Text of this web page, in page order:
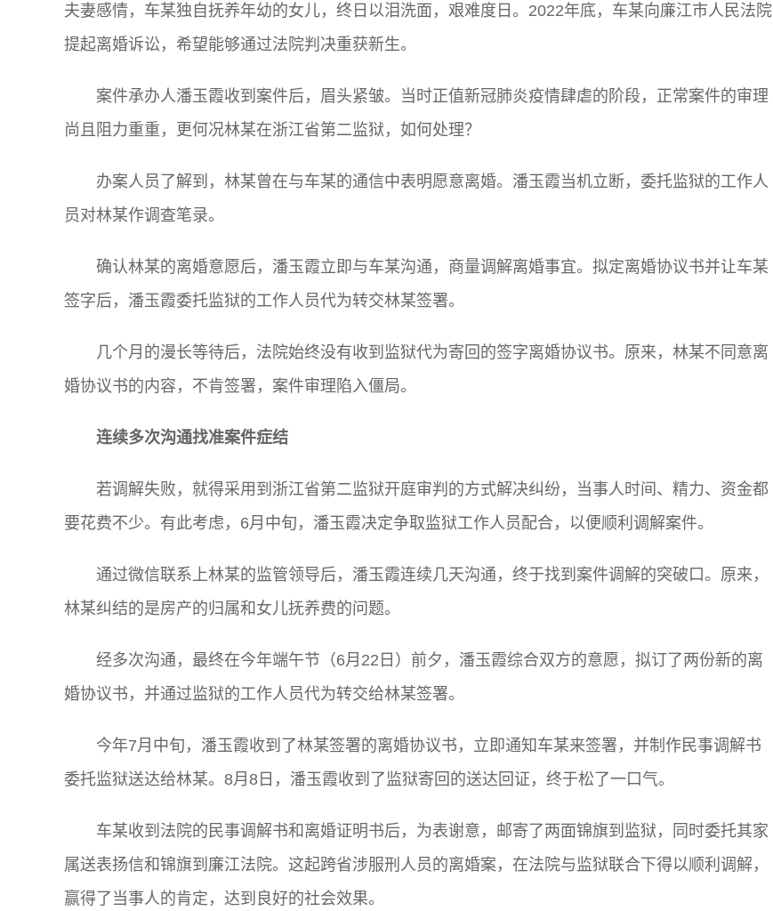
夫妻感情，车某独自抚养年幼的女儿，终日以泪洗面，艰难度日。2022年底，车某向廉江市人民法院
提起离婚诉讼，希望能够通过法院判决重获新生。
案件承办人潘玉霞收到案件后，眉头紧皱。当时正值新冠肺炎疫情肆虐的阶段，正常案件的审理
尚且阻力重重，更何况林某在浙江省第二监狱，如何处理？
办案人员了解到，林某曾在与车某的通信中表明愿意离婚。潘玉霞当机立断，委托监狱的工作人
员对林某作调查笔录。
确认林某的离婚意愿后，潘玉霞立即与车某沟通，商量调解离婚事宜。拟定离婚协议书并让车某
签字后，潘玉霞委托监狱的工作人员代为转交林某签署。
几个月的漫长等待后，法院始终没有收到监狱代为寄回的签字离婚协议书。原来，林某不同意离
婚协议书的内容，不肯签署，案件审理陷入僵局。
连续多次沟通找准案件症结
若调解失败，就得采用到浙江省第二监狱开庭审判的方式解决纠纷，当事人时间、精力、资金都
要花费不少。有此考虑，6月中旬，潘玉霞决定争取监狱工作人员配合，以便顺利调解案件。
通过微信联系上林某的监管领导后，潘玉霞连续几天沟通，终于找到案件调解的突破口。原来，
林某纠结的是房产的归属和女儿抚养费的问题。
经多次沟通，最终在今年端午节（6月22日）前夕，潘玉霞综合双方的意愿，拟订了两份新的离
婚协议书，并通过监狱的工作人员代为转交给林某签署。
今年7月中旬，潘玉霞收到了林某签署的离婚协议书，立即通知车某来签署，并制作民事调解书
委托监狱送达给林某。8月8日，潘玉霞收到了监狱寄回的送达回证，终于松了一口气。
车某收到法院的民事调解书和离婚证明书后，为表谢意，邮寄了两面锦旗到监狱，同时委托其家
属送表扬信和锦旗到廉江法院。这起跨省涉服刑人员的离婚案，在法院与监狱联合下得以顺利调解，
赢得了当事人的肯定，达到良好的社会效果。